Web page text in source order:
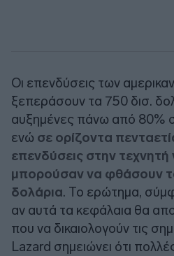
Οι επενδύσεις των
ξεπεράσουν τα 750 δισ.
αυξημένες πάνω από 80%
ενώ σε ορίζοντα
επενδύσεις στην
μπορούσαν να φθάσουν
δολάρια. Το ερώτημα,
αν αυτά τα κεφάλαια θα
που να δικαιολογούν τις
Lazard σημειώνει ότι